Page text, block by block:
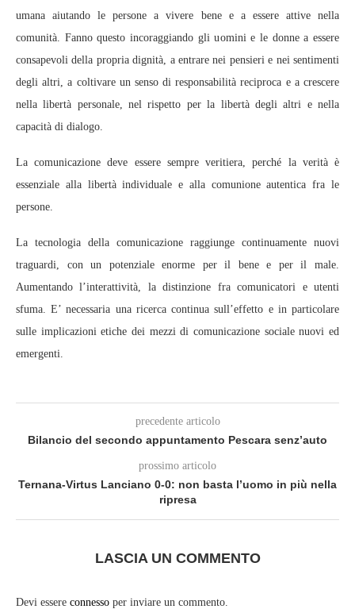
umana aiutando le persone a vivere bene e a essere attive nella
comunità. Fanno questo incoraggiando gli uomini e le donne a essere
consapevoli della propria dignità, a entrare nei pensieri e nei sentimenti
degli altri, a coltivare un senso di responsabilità reciproca e a crescere
nella libertà personale, nel rispetto per la libertà degli altri e nella
capacità di dialogo.
La comunicazione deve essere sempre veritiera, perché la verità è
essenziale alla libertà individuale e alla comunione autentica fra le
persone.
La tecnologia della comunicazione raggiunge continuamente nuovi
traguardi, con un potenziale enorme per il bene e per il male.
Aumentando l’interattività, la distinzione fra comunicatori e utenti
sfuma. E’ necessaria una ricerca continua sull’effetto e in particolare
sulle implicazioni etiche dei mezzi di comunicazione sociale nuovi ed
emergenti.
precedente articolo
Bilancio del secondo appuntamento Pescara senz’auto
prossimo articolo
Ternana-Virtus Lanciano 0-0: non basta l’uomo in più nella
ripresa
LASCIA UN COMMENTO
Devi essere connesso per inviare un commento.